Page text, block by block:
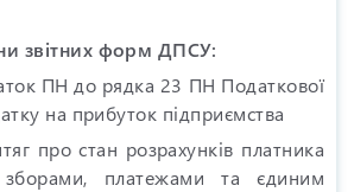
звітних форм ДПСУ:
ПН до рядка 23 ПН Податкової
на прибуток підприємства
про стан розрахунків платника
платежами та єдиним